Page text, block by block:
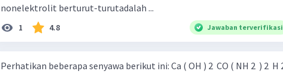
nonelektrolit berturut-turutadalah ...
1 4.8 Jawaban terverifikasi
Perhatikan beberapa senyawa berikut ini: Ca ( OH ) 2 ​ CO ( NH 2 ​ ) 2 ​ H 2 ​